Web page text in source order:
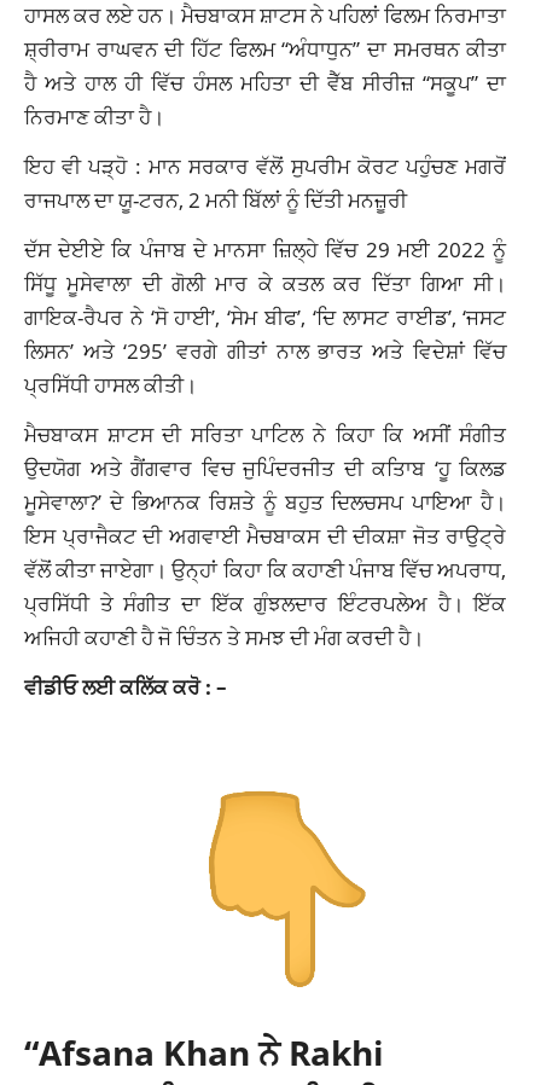
ਹਾਸਲ ਕਰ ਲਏ ਹਨ। ਮੈਚਬਾਕਸ ਸ਼ਾਟਸ ਨੇ ਪਹਿਲਾਂ ਫਿਲਮ ਨਿਰਮਾਤਾ
ਸ਼੍ਰੀਰਾਮ ਰਾਘਵਨ ਦੀ ਹਿੱਟ ਫਿਲਮ “ਅੰਧਾਧੁਨ” ਦਾ ਸਮਰਥਨ ਕੀਤਾ
ਹੈ ਅਤੇ ਹਾਲ ਹੀ ਵਿੱਚ ਹੰਸਲ ਮਹਿਤਾ ਦੀ ਵੈੱਬ ਸੀਰੀਜ਼ “ਸਕੂਪ” ਦਾ
ਨਿਰਮਾਣ ਕੀਤਾ ਹੈ।
ਇਹ ਵੀ ਪੜ੍ਹੋ :ਮਾਨ ਸਰਕਾਰ ਵੱਲੋਂ ਸੁਪਰੀਮ ਕੋਰਟ ਪਹੁੰਚਣ ਮਗਰੋਂ
ਰਾਜਪਾਲ ਦਾ ਯੂ-ਟਰਨ, 2 ਮਨੀ ਬਿੱਲਾਂ ਨੂੰ ਦਿੱਤੀ ਮਨਜ਼ੂਰੀ
ਦੱਸ ਦੇਈਏ ਕਿ ਪੰਜਾਬ ਦੇ ਮਾਨਸਾ ਜ਼ਿਲ੍ਹੇ ਵਿੱਚ 29 ਮਈ 2022 ਨੂੰ
ਸਿੱਧੂ ਮੂਸੇਵਾਲਾ ਦੀ ਗੋਲੀ ਮਾਰ ਕੇ ਕਤਲ ਕਰ ਦਿੱਤਾ ਗਿਆ ਸੀ।
ਗਾਇਕ-ਰੈਪਰ ਨੇ ‘ਸੋ ਹਾਈ’, ‘ਸੇਮ ਬੀਫ’, ‘ਦਿ ਲਾਸਟ ਰਾਈਡ’, ‘ਜਸਟ
ਲਿਸਨ’ ਅਤੇ ‘295’ ਵਰਗੇ ਗੀਤਾਂ ਨਾਲ ਭਾਰਤ ਅਤੇ ਵਿਦੇਸ਼ਾਂ ਵਿੱਚ
ਪ੍ਰਸਿੱਧੀ ਹਾਸਲ ਕੀਤੀ।
ਮੈਚਬਾਕਸ ਸ਼ਾਟਸ ਦੀ ਸਰਿਤਾ ਪਾਟਿਲ ਨੇ ਕਿਹਾ ਕਿ ਅਸੀਂ ਸੰਗੀਤ
ਉਦਯੋਗ ਅਤੇ ਗੈਂਗਵਾਰ ਵਿਚ ਜੁਪਿੰਦਰਜੀਤ ਦੀ ਕਤਿਾਬ ‘ਹੂ ਕਿਲਡ
ਮੂਸੇਵਾਲਾ?’ ਦੇ ਭਿਆਨਕ ਰਿਸ਼ਤੇ ਨੂੰ ਬਹੁਤ ਦਿਲਚਸਪ ਪਾਇਆ ਹੈ।
ਇਸ ਪ੍ਰਾਜੈਕਟ ਦੀ ਅਗਵਾਈ ਮੈਚਬਾਕਸ ਦੀ ਦੀਕਸ਼ਾ ਜੋਤ ਰਾਉਟ੍ਰੇ
ਵੱਲੋਂ ਕੀਤਾ ਜਾਏਗਾ। ਉਨ੍ਹਾਂ ਕਿਹਾ ਕਿ ਕਹਾਣੀ ਪੰਜਾਬ ਵਿੱਚ ਅਪਰਾਧ,
ਪ੍ਰਸਿੱਧੀ ਤੇ ਸੰਗੀਤ ਦਾ ਇੱਕ ਗੁੰਝਲਦਾਰ ਇੰਟਰਪਲੇਅ ਹੈ। ਇੱਕ
ਅਜਿਹੀ ਕਹਾਣੀ ਹੈ ਜੋ ਚਿੰਤਨ ਤੇ ਸਮਝ ਦੀ ਮੰਗ ਕਰਦੀ ਹੈ।
ਵੀਡੀਓ ਲਈ ਕਲਿੱਕ ਕਰੋ : –
“Afsana Khan ਨੇ Rakhi